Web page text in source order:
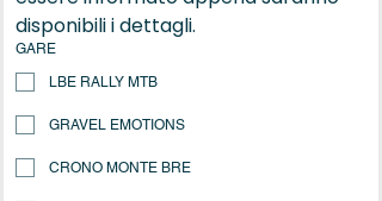
disponibili i dettagli.
GARE
LBE RALLY MTB
GRAVEL EMOTIONS
CRONO MONTE BRE